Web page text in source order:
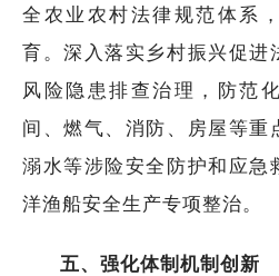
全农业农村法律规范体系
育。深入落实乡村振兴促进
风险隐患排查治理，防范
间、燃气、消防、房屋等重
溺水等涉险安全防护和应急
洋渔船安全生产专项整治。
五、强化体制机制创新